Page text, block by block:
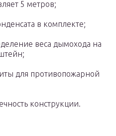
5 метров;
в комплекте;
веса дымохода на
для противопожарной
конструкции.